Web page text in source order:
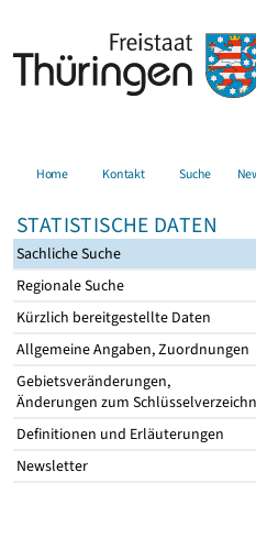
Home Kontakt Suche
STATISTISCHE DATEN
Sachliche Suche
Regionale Suche
Kürzlich bereitgestellte Daten
Allgemeine Angaben, Zuordnungen
Gebietsveränderungen,
Änderungen zum
Definitionen und Erläuterungen
Newsletter